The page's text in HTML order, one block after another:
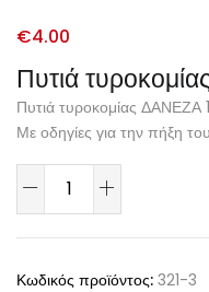
Πυτιά
€4.00
Πυτιά τυροκομίας ΔΑΝΕΖΑ
Με οδηγίες για την πήξη
Κωδικός προϊόντος: 321-3